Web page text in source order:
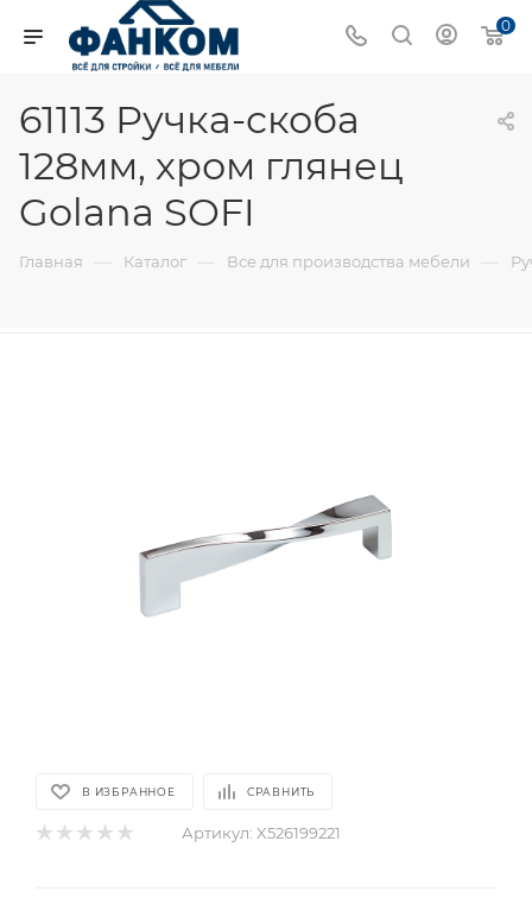
0
61113 Ручка-скоба
128мм, хром глянец
Golana SOFI
Главная — Каталог — Все для производства мебели —
В ИЗБРАННОЕ СРАВНИТЬ
Артикул: X526199221